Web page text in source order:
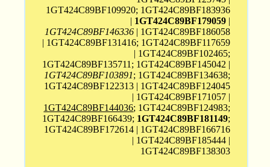
1GT424C89BF109920; 1GT424C89BF183936
| 1GT424C89BF179059 |
1GT424C89BF146336 | 1GT424C89BF186058
| 1GT424C89BF131416; 1GT424C89BF117659
| 1GT424C89BF102465;
1GT424C89BF135711; 1GT424C89BF145042 |
1GT424C89BF103891; 1GT424C89BF134638;
1GT424C89BF122313 | 1GT424C89BF124045
| 1GT424C89BF171057 |
1GT424C89BF144036; 1GT424C89BF124983;
1GT424C89BF166439; 1GT424C89BF181149;
1GT424C89BF172614 | 1GT424C89BF166716
| 1GT424C89BF185444 |
1GT424C89BF138303